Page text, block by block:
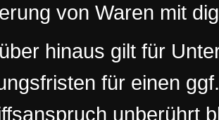
von Waren mit
hinaus gilt für
für einen
unberührt